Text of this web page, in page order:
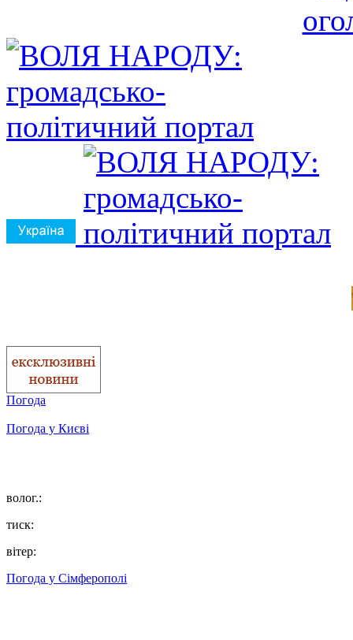
Погода
Погода у Києві
волог.:
тиск:
вітер:
Погода у Сімферополі